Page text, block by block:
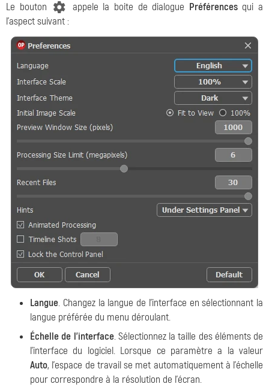
Le bouton
appele la boite de dialogue Préférencesqui a
l'aspect suivant :
Langue. Changez la langue de l'interface en sélectionnant la
langue préférée du menu déroulant.
Échelle de l'interface. Sélectionnez la taille des éléments de
l'interface du logiciel. Lorsque ce paramètre a la valeur
Auto, l'espace de travail se met automatiquement à l'échelle
pour correspondre à la résolution de l'écran.